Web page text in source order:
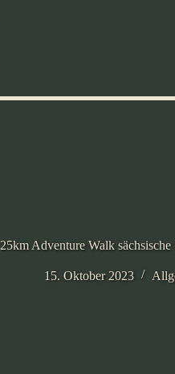
25km Adventure Walk sächsische
15. Oktober 2023